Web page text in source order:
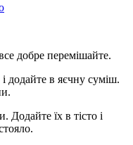
добре перемішайте.
додайте в яєчну суміш.
Додайте їх в тісто і